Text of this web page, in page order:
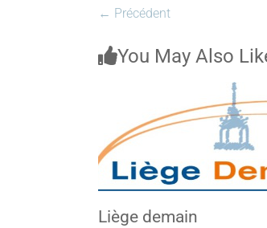
← Précédent
You May Also
Liège demain